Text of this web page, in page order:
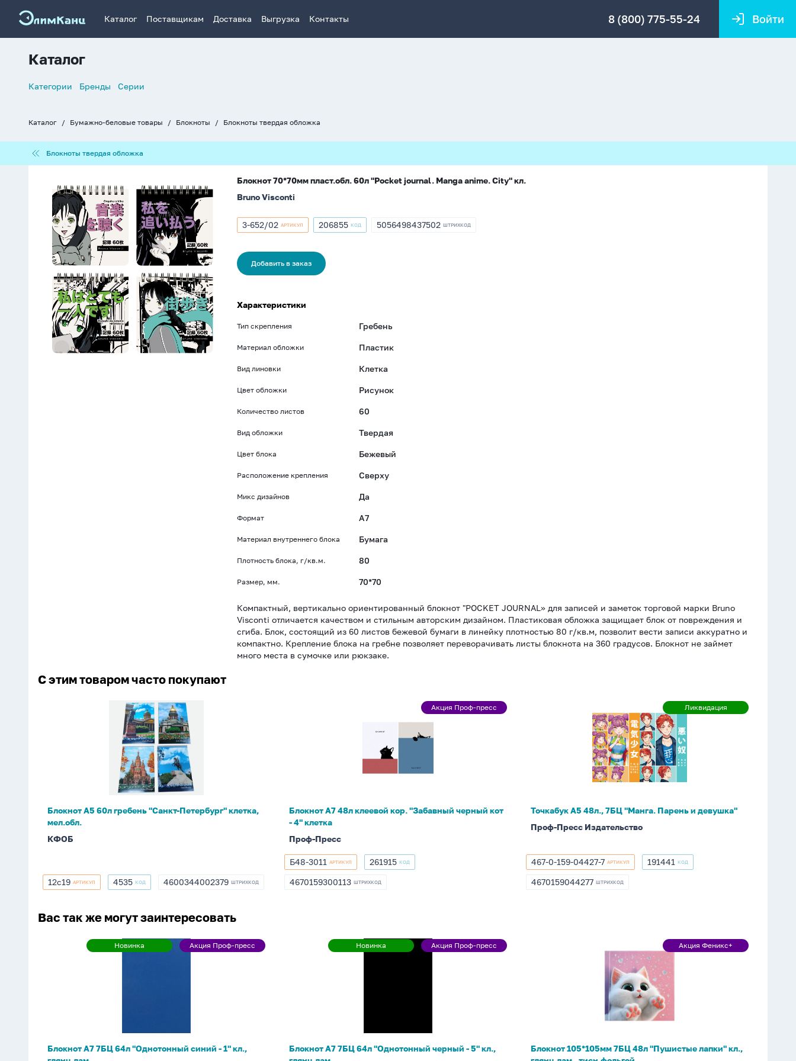
Каталог Поставщикам Доставка Выгрузка Контакты 8 (800) 775-55-24 Войти
Каталог
Список
Категории Бренды Серии
крошки
Каталог Бумажно-беловые товары Блокноты Блокноты твердая обложка
твердая
обложка
Блокноты твердая обложка
70*70мм
пласт.обл.
60л
"Pocket
journal.
Manga
anime.
Блокнот 70*70мм пласт.обл. 60л "Pocket journal. Manga anime. City" кл.
Bruno Visconti
Артикул
652/02
3-652/02 АРТИКУЛ
Артикул
206855 КОД
ШТРИХКОД
5056498437502 ШТРИХКОД
Добавить в заказ
Характеристики
Тип скрепления Гребень
Материал обложки Пластик
Вид линовки Клетка
Цвет обложки Рисунок
Количество листов 60
Вид обложки Твердая
Цвет блока Бежевый
Расположение крепления Сверху
Микс дизайнов Да
Формат A7
Материал внутреннего блока Бумага
Плотность блока, г/кв.м. 80
Размер, мм. 70*70
Компактный, вертикально ориентированный блокнот "POCKET JOURNAL» для записей и заметок торговой марки Bruno
Visconti отличается качеством и стильным авторским дизайном. Пластиковая обложка защищает блок от повреждения и
сгиба. Блок, состоящий из 60 листов бежевой бумаги в линейку плотностью 80 г/кв.м, позволит вести записи аккуратно и
компактно. Крепление блока на гребне позволяет переворачивать листы блокнота на 360 градусов. Блокнот не займет
много места в сумочке или рюкзаке.
С этим товаром часто покупают
Блокнот А5 60л гребень "Санкт-Петербург" клетка,
мел.обл.
КФОБ
12с19
12с19 АРТИКУЛ 4535
4535 КОД 4600344002379
4600344002379 ШТРИХКОД
-
4"
клетка
Акция
Акция Проф-пресс
Блокнот А7 48л клеевой кор. "Забавный черный кот
- 4" клетка
Проф-Пресс
Б48-
3011
Б48-3011 АРТИКУЛ 261915
261915 КОД
4670159300113
4670159300113 ШТРИХКОД
Ликвидация
Ликвидация
Точкабук А5 48л., 7БЦ "Манга. Парень и девушка"
Проф-Пресс Издательство
467-
0-
467-0-159-04427-7 АРТИКУЛ 191441
191441 КОД
4670159044277
4670159044277 ШТРИХКОД
Вас так же могут заинтересовать
Блокнот
кл.,
Новинка
Новинка
Акция
Акция Проф-пресс
Блокнот А7 7БЦ 64л "Однотонный синий - 1" кл.,
Блокнот
кл.,
Новинка
Новинка
Акция
Акция Проф-пресс
Блокнот А7 7БЦ 64л "Однотонный черный - 5" кл.,
тисн.фольгой
Акция
Акция Феникс+
Блокнот 105*105мм 7БЦ 48л "Пушистые лапки" кл.,